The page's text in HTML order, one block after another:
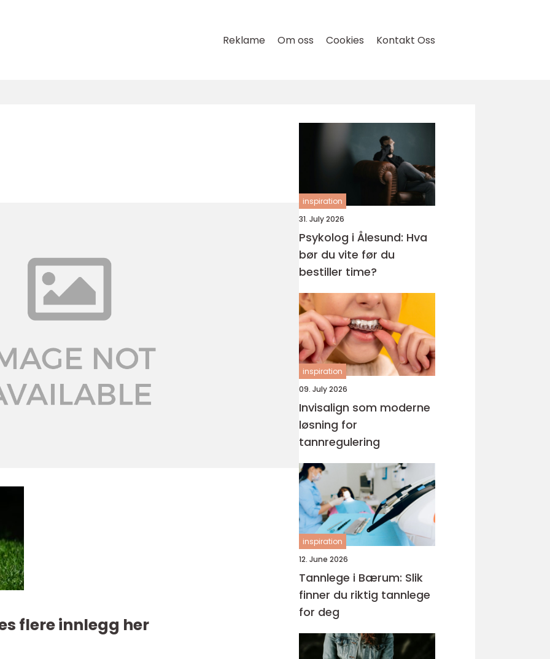
Reklame Om oss Cookies Kontakt Oss
flere innlegg her
inspiration
31. July 2026
Psykolog i Ålesund: Hva
bør du vite før du
bestiller time?
inspiration
09. July 2026
Invisalign som moderne
løsning for
tannregulering
inspiration
12. June 2026
Tannlege i Bærum: Slik
finner du riktig tannlege
for deg